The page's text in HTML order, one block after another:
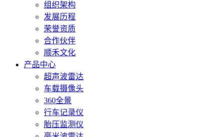
组织架构
发展历程
荣誉资质
合作伙伴
顺禾文化
产品中心
超声波雷达
车载摄像头
360全景
行车记录仪
胎压监测仪